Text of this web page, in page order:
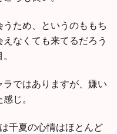
ため、というのももち
なくても来てるだろう
ではありますが、嫌い
じ。
千夏の心情はほとんど